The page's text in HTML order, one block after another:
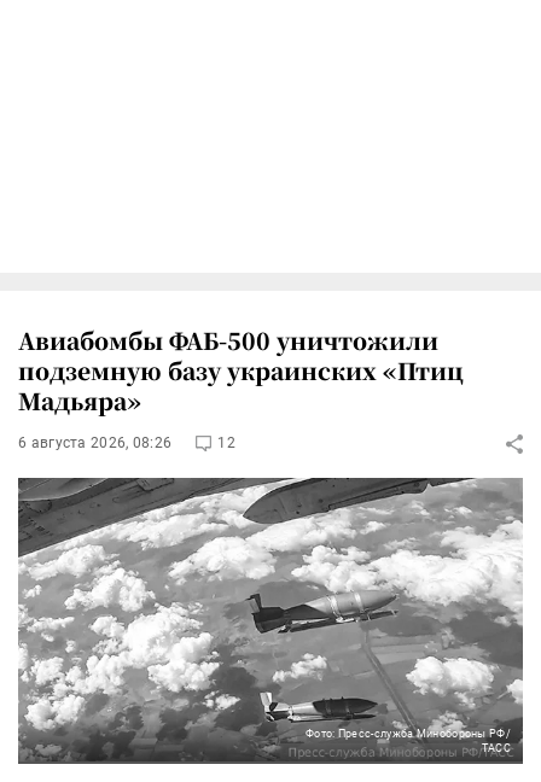
Авиабомбы ФАБ-500 уничтожили
подземную базу украинских «Птиц
Мадьяра»
6 августа 2026, 08:26 12
Фото: Пресс-служба Минобороны РФ/
ТАСС